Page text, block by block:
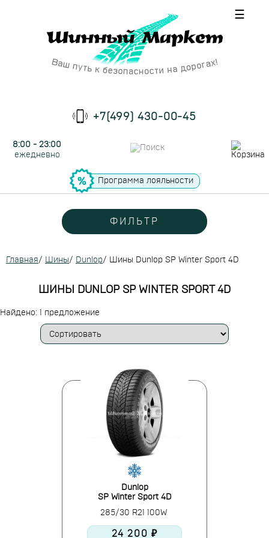
☰
+7(499) 430-00-45
8:00 - 23:00
ежедневно
Программа лояльности
ФИЛЬТР
Главная/ Шины/ Dunlop/ Шины Dunlop SP Winter Sport 4D
ШИНЫ DUNLOP SP WINTER SPORT 4D
Найдено: 1 предложение
Dunlop
SP Winter Sport 4D
285/30 R21 100W
24 200 ₽